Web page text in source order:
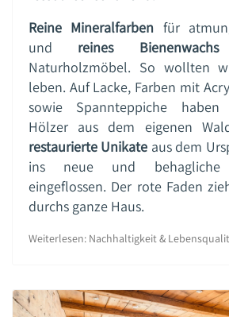
Reine Mineralfarben für
und reines Bienenwachs
Naturholzmöbel. So wollten
leben. Auf Lacke, Farben mit
sowie Spannteppiche
Hölzer aus dem eigenen
restaurierte Unikate aus dem
ins neue und
eingeflossen. Der rote Faden
durchs ganze Haus.
Weiterlesen: Nachhaltigkeit &